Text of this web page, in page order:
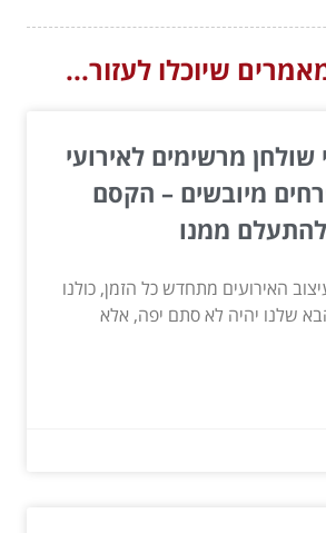
שיוכלו לעזור...
שולחן מרשימים לאירועי
מיובשים – הקסם
ממנו
האירועים מתחדש כל הזמן, כולנו
שלנו יהיה לא סתם יפה, אלא